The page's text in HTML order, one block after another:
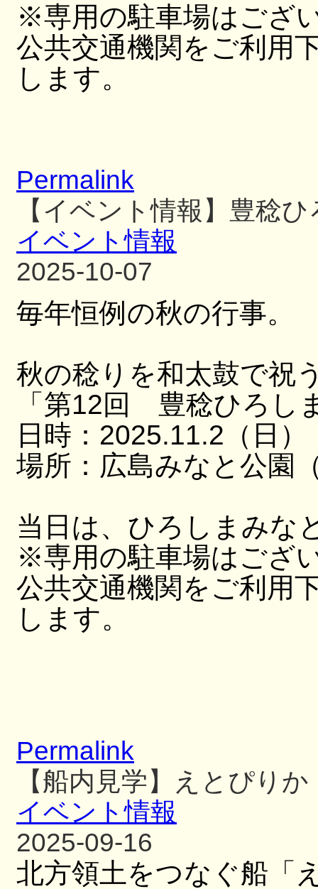
※専用の駐車場はござ
公共交通機関をご利用
します。
Permalink
【イベント情報】豊稔
イベント情報
2025-10-07
毎年恒例の秋の行事。
秋の稔りを和太鼓で祝
「第12回 豊稔ひろし
日時：2025.11.2（日
場所：広島みなと公園
当日は、ひろしまみな
※専用の駐車場はござ
公共交通機関をご利用
します。
Permalink
【船内見学】えとぴりか
イベント情報
2025-09-16
北方領土をつなぐ船「